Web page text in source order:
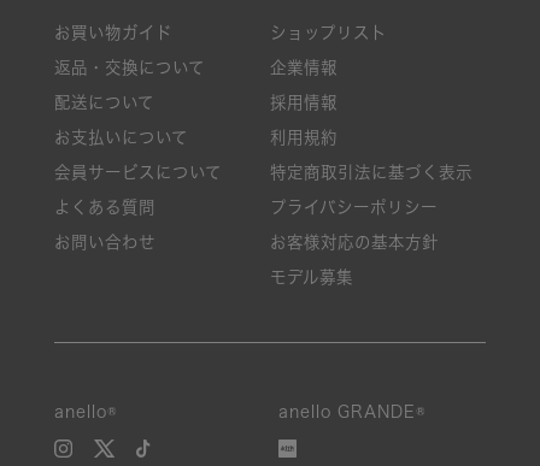
お買い物ガイド
返品・交換について
配送について
お支払いについて
会員サービスについて
よくある質問
お問い合わせ
ショップリスト
企業情報
採用情報
利用規約
特定商取引法に基づく表示
プライバシーポリシー
お客様対応の基本方針
モデル募集
anello® anello GRANDE®